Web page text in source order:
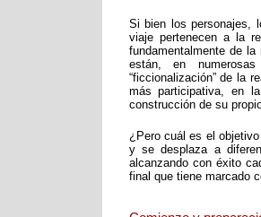
Si bien los personajes,
viaje pertenecen a la
fundamentalmente de
están, en
“ficcionalización” de la
más participativa, en
construcción de su
¿Pero cuál es el
y se desplaza a
alcanzando con éxito
final que tiene marcado